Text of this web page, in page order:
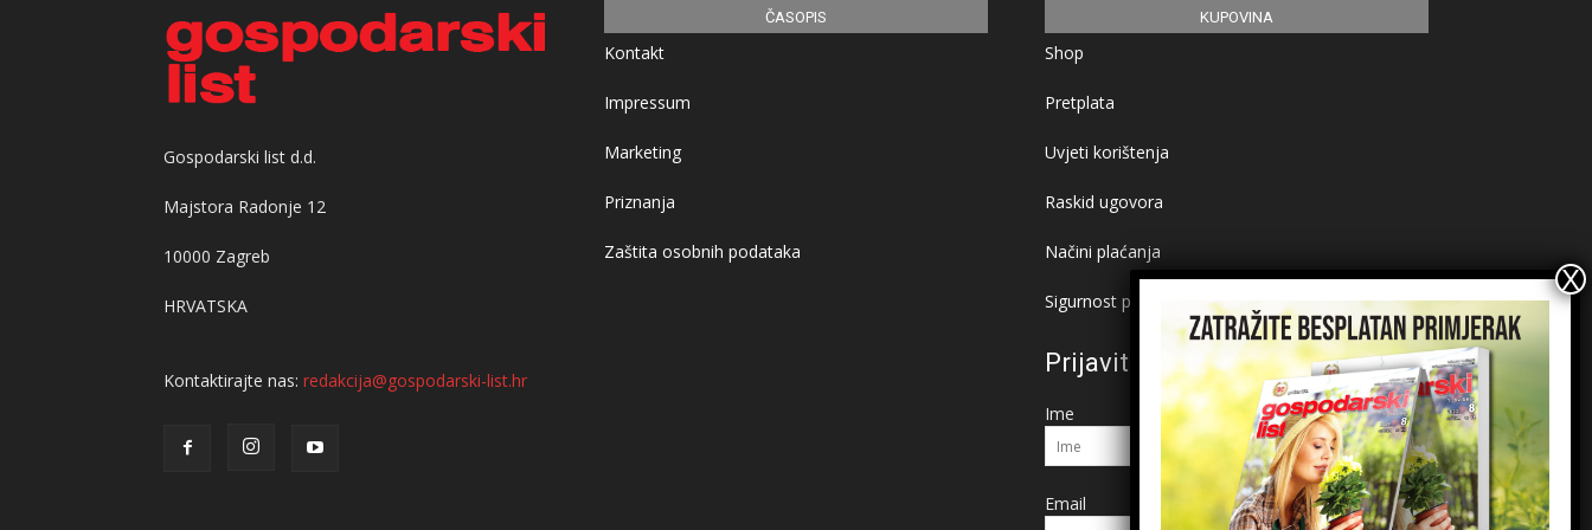
Gospodarski list d.d.
Majstora Radonje 12
10000 Zagreb
HRVATSKA
Kontaktirajte nas: redakcija@gospodarski-list.hr
ČASOPIS
Kontakt
Impressum
Marketing
Priznanja
Zaštita osobnih podataka
KUPOVINA
Shop
Pretplata
Uvjeti korištenja
Raskid ugovora
Načini plaćanja
Sigurnost plaćanja
Prijavite se na newsletter
Ime
Email